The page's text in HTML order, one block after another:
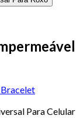
Para Celular